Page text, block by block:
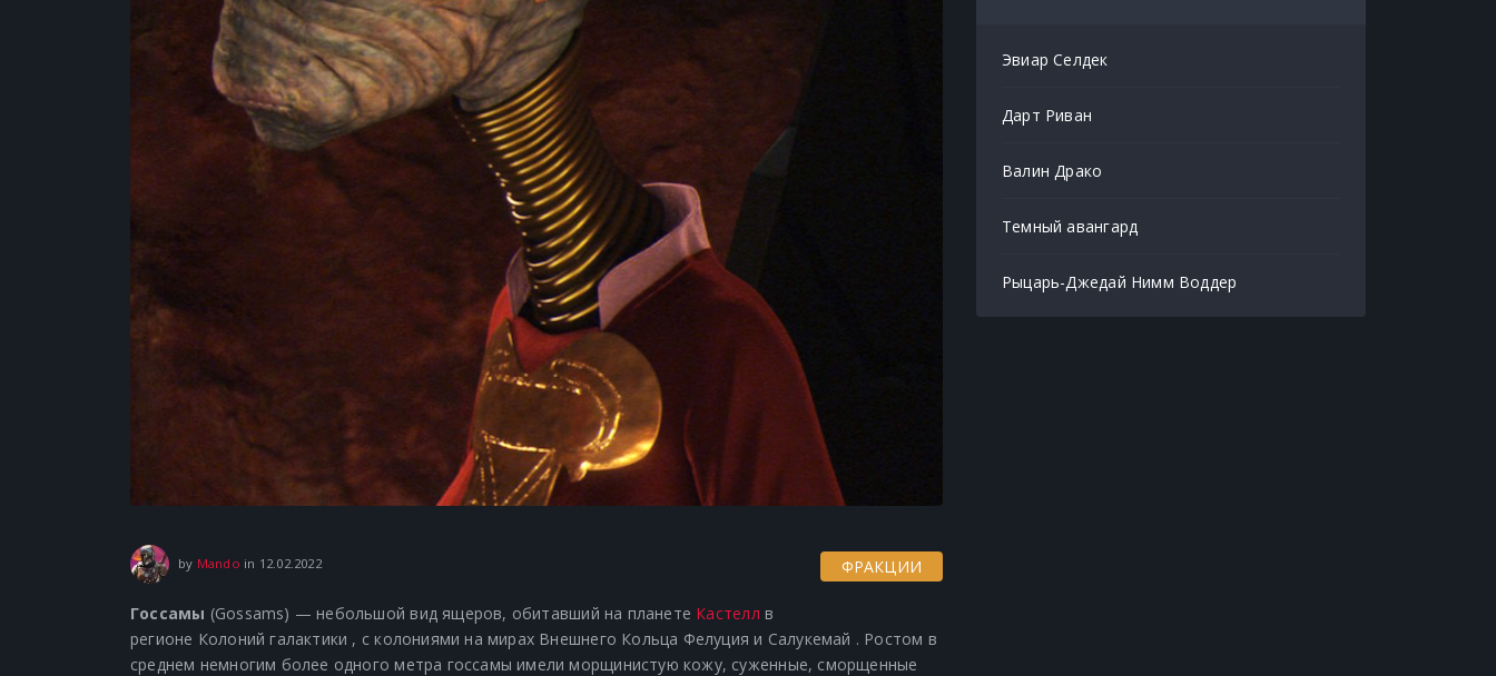
by Mando in 12.02.2022 ФРАКЦИИ
Госсамы (Gossams) — небольшой вид ящеров, обитавший на планете Кастелл в
регионе Колоний галактики , с колониями на мирах Внешнего Кольца Фелуция и Салукемай . Ростом в
среднем немногим более одного метра госсамы имели морщинистую кожу, суженные, сморщенные
Эвиар Селдек
Дарт Риван
Валин Драко
Темный авангард
Рыцарь-Джедай Нимм Воддер